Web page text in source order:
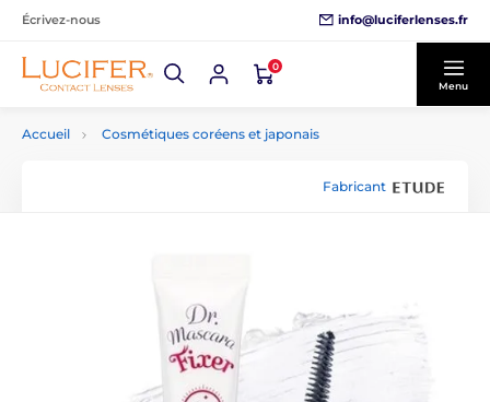
Écrivez-nous info@luciferlenses.fr
0
Menu
Accueil Cosmétiques coréens et japonais
Fabricant